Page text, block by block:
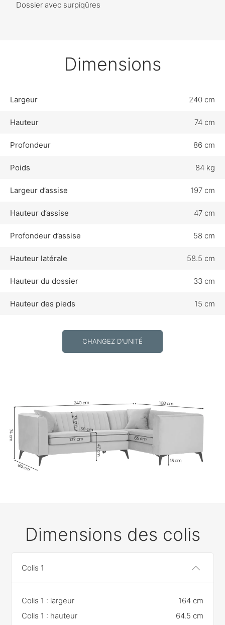
Dossier avec surpiqûres
Dimensions
Largeur 240 cm
Hauteur 74 cm
Profondeur 86 cm
Poids 84 kg
Largeur d’assise 197 cm
Hauteur d’assise 47 cm
Profondeur d’assise 58 cm
Hauteur latérale 58.5 cm
Hauteur du dossier 33 cm
Hauteur des pieds 15 cm
CHANGEZ D'UNITÉ
Dimensions des colis
Colis 1
Colis 1 : largeur
164 cm
Colis 1 : hauteur
64.5 cm